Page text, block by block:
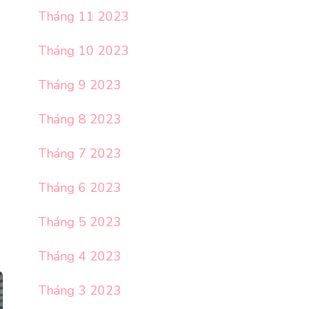
Tháng 11 2023
Tháng 10 2023
Tháng 9 2023
Tháng 8 2023
Tháng 7 2023
Tháng 6 2023
Tháng 5 2023
Tháng 4 2023
Tháng 3 2023